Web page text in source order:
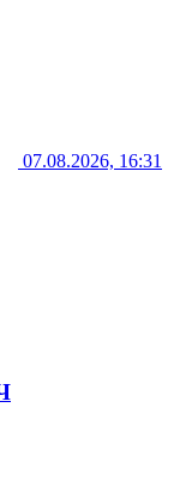
07.08.2026, 16:31